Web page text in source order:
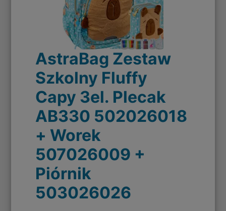
AstraBag Zestaw
Szkolny Fluffy
Capy 3el. Plecak
AB330 502026018
+ Worek
507026009 +
Piórnik
503026026